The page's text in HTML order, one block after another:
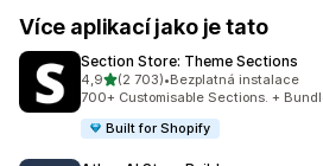
Více aplikací jako je tato
Section Store: Theme Sections
4,9z 5 hvězd
(2 703)
Celkový počet recenzí: 2703
•Bezplatná instalace
700+ Customisable Sections. +
Built for Shopify